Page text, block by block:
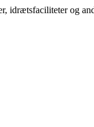
idrætsfaciliteter og